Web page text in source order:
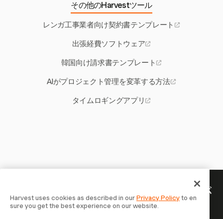
その他のHarvestツール
レンガ工事業者向け契約書テンプレート
出張経費ソフトウェア
韓国向け請求書テンプレート
AIがプロジェクト管理を変革する方法
タイムロギングアプリ
あなたの時間には記録する価値が
ある — 今すぐ始めましょう
Harvest uses cookies as described in ourPrivacy Policyto en
sure you get the best experience on our website.